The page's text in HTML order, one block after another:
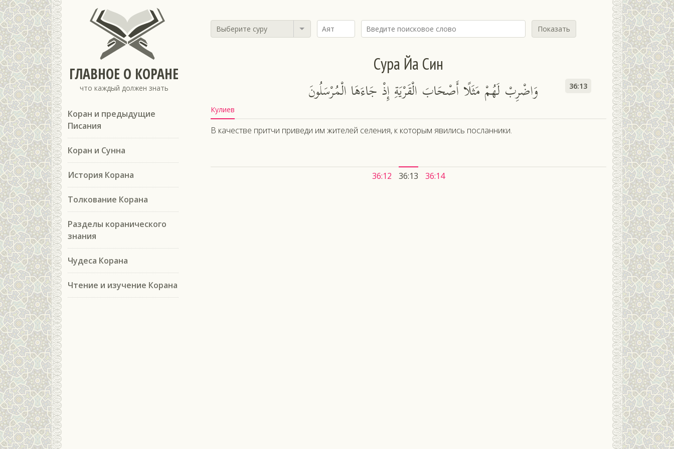
ГЛАВНОЕ О КОРАНЕ
что каждый должен знать
Коран и предыдущие
Писания
Коран и Сунна
История Корана
Толкование Корана
Разделы коранического
знания
Чудеса Корана
Чтение и изучение Корана
Выберите суру Показать
Сура Йа Син
وَاضْرِبْ لَهُمْ مَثَلًا أَصْحَابَ الْقَرْيَةِ إِذْ جَاءَهَا الْمُرْسَلُونَ 36:13
Кулиев
В качестве притчи приведи им жителей селения, к которым явились посланники.
36:12 36:13 36:14